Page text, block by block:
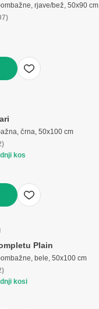
rjave/bež, 50x90 cm
)
črna, 50x100 cm
)
kos
Plain
bele, 50x100 cm
)
kosi